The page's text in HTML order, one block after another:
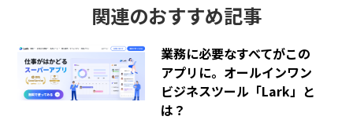
関連のおすすめ記事
業務に必要なすべてがこの
アプリに。オールインワン
ビジネスツール「Lark」と
は？